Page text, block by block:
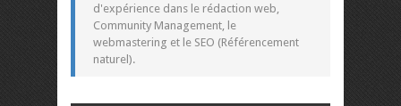
d'expérience dans le rédaction web,
Community Management, le
webmastering et le SEO (Référencement
naturel).